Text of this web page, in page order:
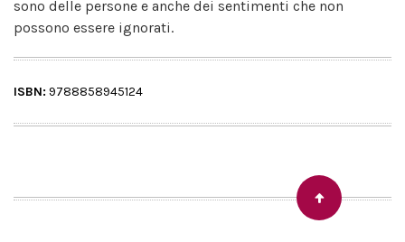
sono delle persone e anche dei sentimenti che non
possono essere ignorati.
ISBN: 9788858945124